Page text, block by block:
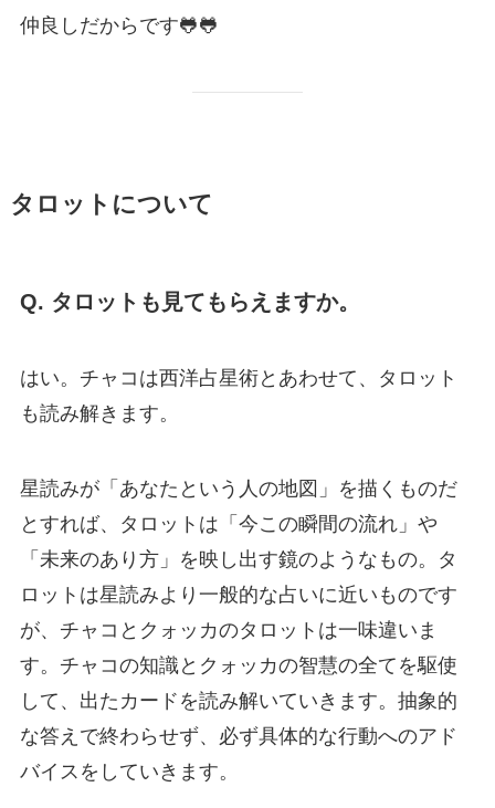
仲良しだからです🐸🐸
タロットについて
Q. タロットも見てもらえますか。
はい。チャコは西洋占星術とあわせて、タロット
も読み解きます。
星読みが「あなたという人の地図」を描くものだ
とすれば、タロットは「今この瞬間の流れ」や
「未来のあり方」を映し出す鏡のようなもの。タ
ロットは星読みより一般的な占いに近いものです
が、チャコとクォッカのタロットは一味違いま
す。チャコの知識とクォッカの智慧の全てを駆使
して、出たカードを読み解いていきます。抽象的
な答えで終わらせず、必ず具体的な行動へのアド
バイスをしていきます。